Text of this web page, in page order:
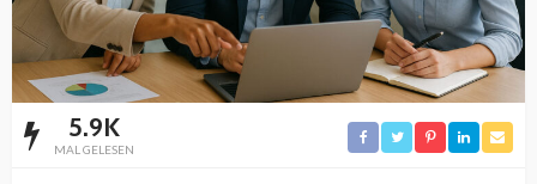
5.9K
MAL GELESEN